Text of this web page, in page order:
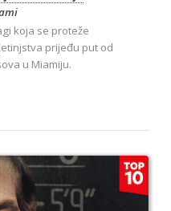
koja se proteže
prijeđu put od
u Miamiju.